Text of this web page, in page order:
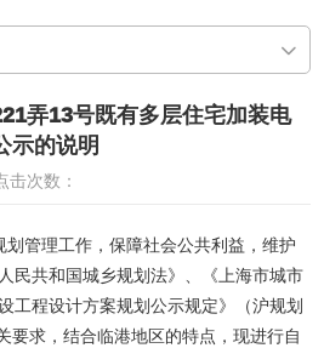
弄13号既有多层住宅加装电
示的说明
击次数：
理工作，保障社会公共利益，维护
民共和国城乡规划法》、《上海市城市
工程设计方案规划公示规定》（沪规划
要求，结合临港地区的特点，现进行自